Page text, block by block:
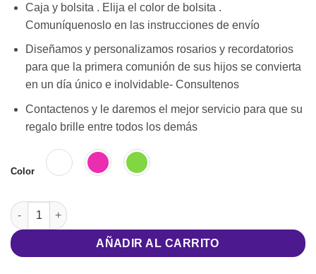
Caja y bolsita . Elija el color de bolsita .
Comuníquenoslo en las instrucciones de envío
Diseñamos y personalizamos rosarios y recordatorios
para que la primera comunión de sus hijos se convierta
en un día único e inolvidable- Consultenos
Contactenos y le daremos el mejor servicio para que su
regalo brille entre todos los demás
Color
Rosario primera comunión cantidad
AÑADIR AL CARRITO